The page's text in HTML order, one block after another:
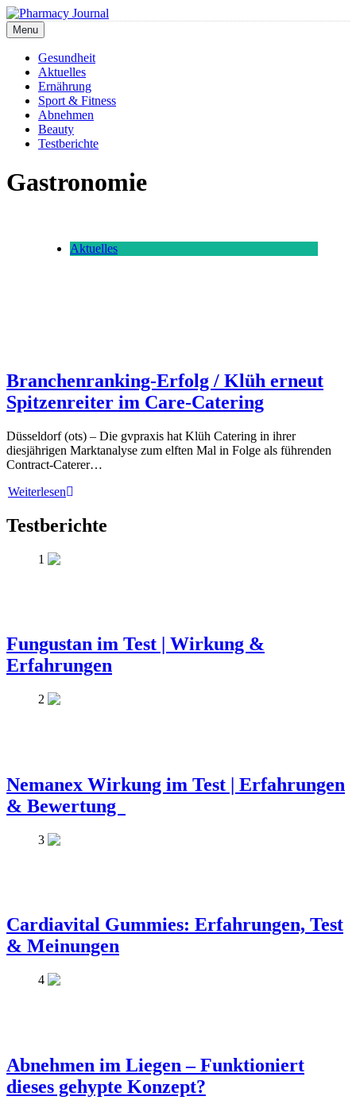
Skip
to
content
Pharmacy Journal
Menu
Gesundheit
Aktuelles
Ernährung
Sport & Fitness
Abnehmen
Beauty
Testberichte
Gastronomie
Aktuelles
Branchenranking-Erfolg / Klüh erneut
Spitzenreiter im Care-Catering
Düsseldorf (ots) – Die gvpraxis hat Klüh Catering in ihrer
diesjährigen Marktanalyse zum elften Mal in Folge als führenden
Contract-Caterer…
Weiterlesen
Testberichte
1
Fungustan im Test | Wirkung &
Erfahrungen
2
Nemanex Wirkung im Test | Erfahrungen
& Bewertung
3
Cardiavital Gummies: Erfahrungen, Test
& Meinungen
4
Abnehmen im Liegen – Funktioniert
dieses gehypte Konzept?